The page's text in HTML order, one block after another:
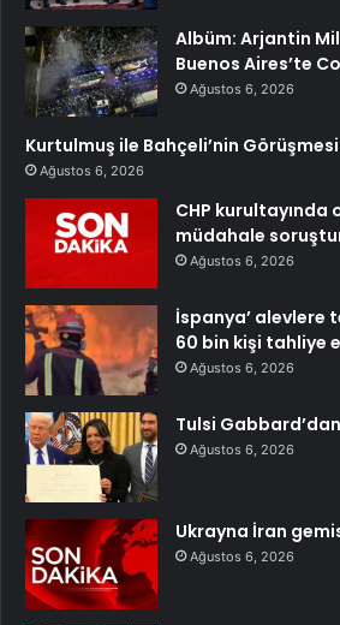
Albüm: Arjantin
Buenos Aires’te
Ağustos 6, 2026
Kurtulmuş ile Bahçeli’nin
Ağustos 6, 2026
CHP kurultayında
müdahale
Ağustos 6, 2026
İspanya’ alevlere
60 bin kişi tahliye
Ağustos 6, 2026
Tulsi
Ağustos 6, 2026
Ukrayna İran
Ağustos 6, 2026